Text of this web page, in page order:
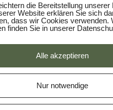
die Bereitstellung unserer
Website erklären Sie sich
dass wir Cookies verwenden.
finden Sie in unserer
Alle akzeptieren
Nur notwendige